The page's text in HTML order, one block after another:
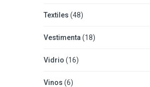
Textiles (48)
Vestimenta (18)
Vidrio (16)
Vinos (6)